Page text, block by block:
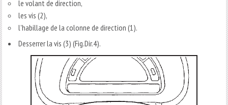
le volant de direction,
les vis (2),
l'habillage de la colonne de direction (1).
Desserrer la vis (3) (Fig.Dir.4).